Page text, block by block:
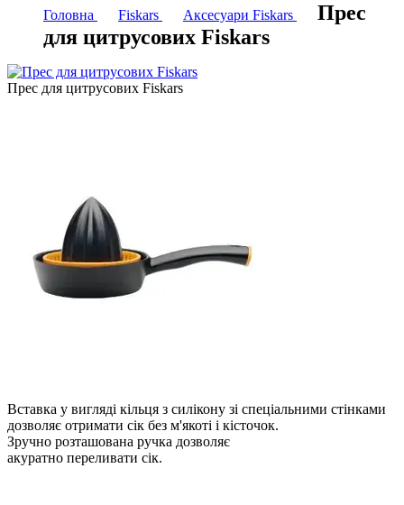
Головна Fiskars Аксесуари Fiskars
Прес
для цитрусових Fiskars
Прес для цитрусових Fiskars
Вставка у вигляді кільця з силікону зі спеціальними стінками
дозволяє отримати сік без м'якоті і кісточок.
Зручно розташована ручка дозволяє
акуратно переливати сік.